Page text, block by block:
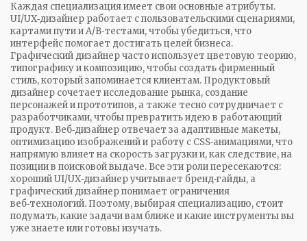
Каждая специализация имеет свои основные атрибуты.
UI/UX‑дизайнер работает с пользовательскими сценариями,
картами пути и A/B‑тестами, чтобы убедиться, что
интерфейс помогает достигать целей бизнеса.
Графический дизайнер часто использует цветовую теорию,
типографику и композицию, чтобы создать фирменный
стиль, который запоминается клиентам. Продуктовый
дизайнер сочетает исследование рынка, создание
персонажей и прототипов, а также тесно сотрудничает с
разработчиками, чтобы превратить идею в работающий
продукт. Веб‑дизайнер отвечает за адаптивные макеты,
оптимизацию изображений и работу с CSS‑анимациями, что
напрямую влияет на скорость загрузки и, как следствие, на
позиции в поисковой выдаче. Все эти роли пересекаются:
хороший UI/UX‑дизайнер учитывает бренд‑гайды, а
графический дизайнер понимает ограничения
веб‑технологий. Поэтому, выбирая специализацию, стоит
подумать, какие задачи вам ближе и какие инструменты вы
уже знаете или готовы изучать.